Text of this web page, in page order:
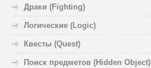
Драки (Fighting)
Логические (Logic)
Квесты (Quest)
Поиск предметов (Hidden Object)